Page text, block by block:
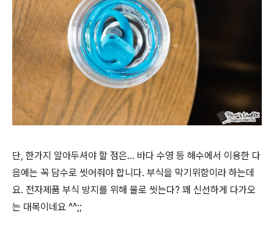
단, 한가지 알아두셔야 할 점은... 바다 수영 등 해수에서 이용한 다
음에는 꼭 담수로 씻어줘야 합니다. 부식을 막기위함이라 하는데
요. 전자제품 부식 방지를 위해 물로 씻는다? 꽤 신선하게 다가오
는 대목이네요 ^^;;